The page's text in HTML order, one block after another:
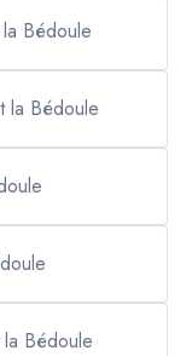
Bédoule
la Bédoule
Bédoule